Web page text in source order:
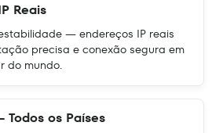
Reais
— endereços IP reais
precisa e conexão segura em
do mundo.
os Países